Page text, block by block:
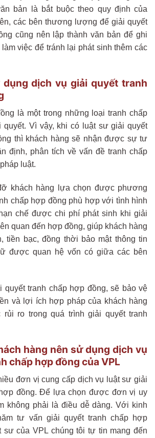
bản là bắt buộc theo quy định của
các bên thương lượng để giải quyết
cũng nên lập thành văn bản để ghi
việc để tránh lại phát sinh thêm các
dịch vụ giải quyết tranh
là một trong những loại tranh chấp
quyết. Vì vậy, khi có luật sư giải quyết
thì khách hàng sẽ nhận được sự tư
định, phân tích về vấn đề tranh chấp
luật.
khách hàng lựa chọn được phương
chấp hợp đồng phù hợp với tình hình
chế được chi phí phát sinh khi giải
quan đến hợp đồng, giúp khách hàng
tiền bạc, đồng thời bảo mật thông tin
được quan hệ vốn có giữa các bên
quyết tranh chấp hợp đồng, sẽ bảo vệ
và lợi ích hợp pháp của khách hàng
ro trong quá trình giải quyết tranh
hàng nên sử dụng dịch vụ
chấp hợp đồng của VPL
đơn vị cung cấp dịch vụ luật sư giải
đồng. Để lựa chọn được đơn vị uy
không phải là điều dễ dàng. Với kinh
tư vấn giải quyết tranh chấp hợp
sư của VPL chúng tôi tự tin mang đến